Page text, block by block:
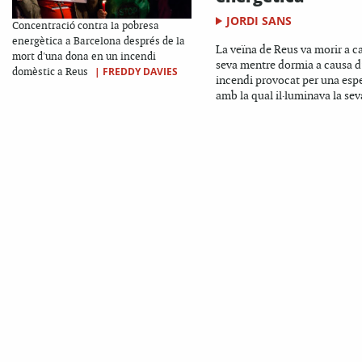
Concentració contra la pobresa
energètica a Barcelona després de la
mort d'una dona en un incendi
domèstic a Reus
| FREDDY DAVIES
JORDI SANS
La veïna de Reus va morir a
seva mentre dormia a causa
incendi provocat per una
amb la qual il·luminava la